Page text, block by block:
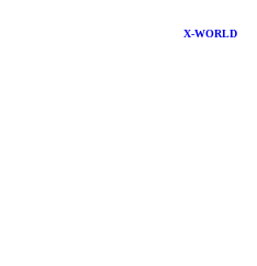
X-WORLD